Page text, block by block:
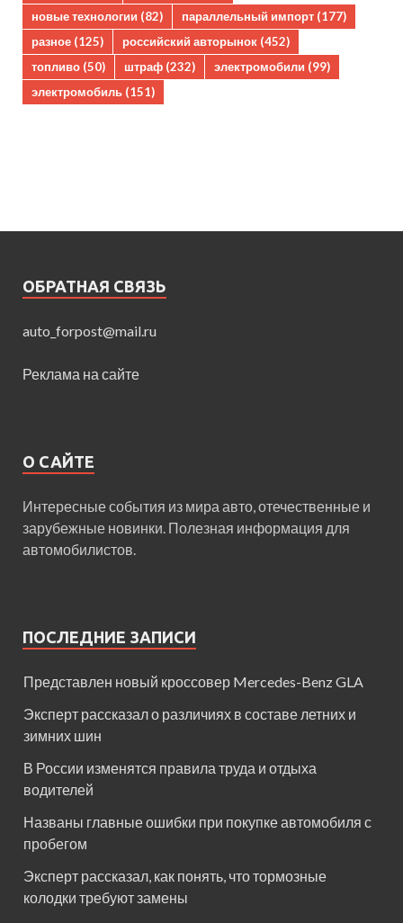
новые технологии (82) параллельный импорт (177)
разное (125) российский авторынок (452)
топливо (50) штраф (232) электромобили (99)
электромобиль (151)
ОБРАТНАЯ СВЯЗЬ
auto_forpost@mail.ru
Реклама на сайте
О САЙТЕ
Интересные события из мира авто, отечественные и
зарубежные новинки. Полезная информация для
автомобилистов.
ПОСЛЕДНИЕ ЗАПИСИ
Представлен новый кроссовер Mercedes-Benz GLA
Эксперт рассказал о различиях в составе летних и
зимних шин
В России изменятся правила труда и отдыха
водителей
Названы главные ошибки при покупке автомобиля с
пробегом
Эксперт рассказал, как понять, что тормозные
колодки требуют замены